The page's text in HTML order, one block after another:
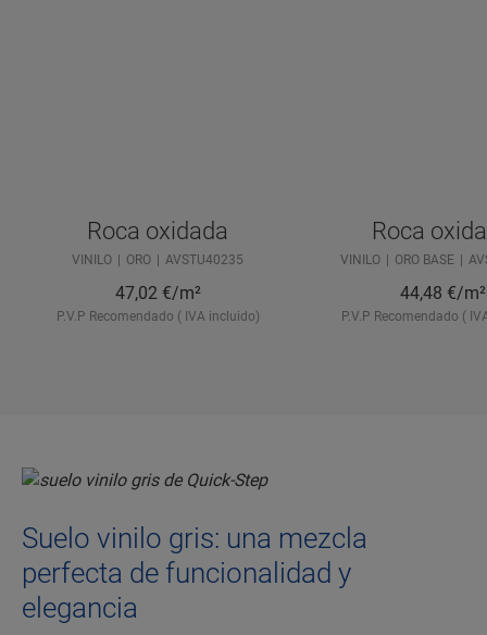
Roca oxidada
VINILO ORO AVSTU40235
47,02 €/m²
P.V.P Recomendado ( IVA incluido)
Roca
VINILO ORO BASE
44,48 €/m²
P.V.P Recomendado (
Suelo vinilo gris: una mezcla
perfecta de funcionalidad y
elegancia